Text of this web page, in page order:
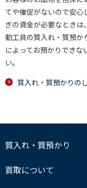
てや催促がないので安
ぎの資金が必要なとき
動工具の質入れ・質預
によってお預かりできな
い。
質入れ・質預かりの
質入れ・質預かり
買取について